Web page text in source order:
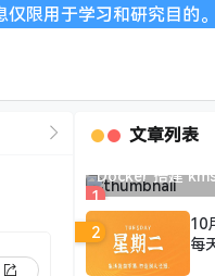
和研究目的。不得将上
文章列表
1
Docker 搭建
2
10
每